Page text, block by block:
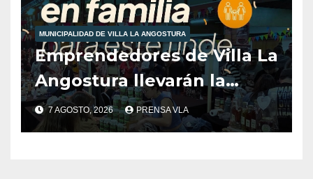
MUNICIPALIDAD DE VILLA LA ANGOSTURA
Emprendedores de Villa La
Angostura llevarán la
producción local a Tienda
de Sabores.
7 AGOSTO, 2026 PRENSA VLA